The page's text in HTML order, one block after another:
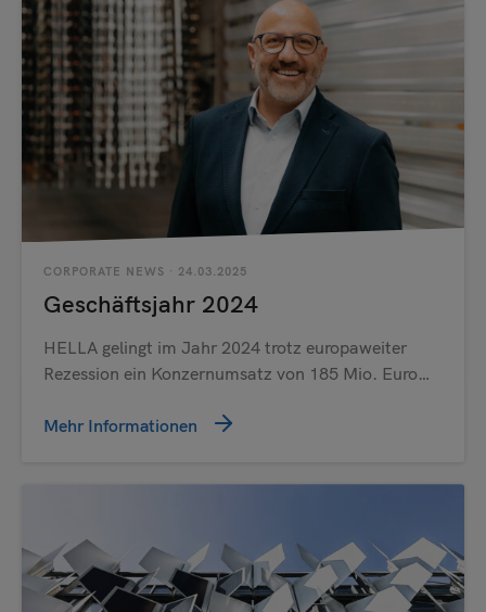
CORPORATE NEWS · 24.03.2025
Geschäftsjahr 2024
HELLA gelingt im Jahr 2024 trotz europaweiter
Rezession ein Konzernumsatz von 185 Mio. Euro…
Mehr Informationen